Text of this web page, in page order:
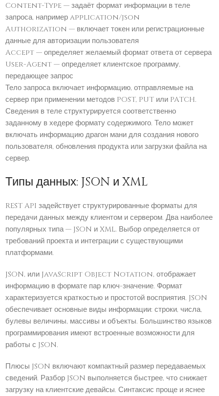
Content-Type — задаёт формат информации в теле
запроса, например application/json
Authorization — включает токен или регистрационные
данные для авторизации пользователя
Accept — определяет желаемый формат ответа от сервера
User-Agent — определяет клиентское программу,
передающее запрос
Тело запроса включает информацию, отправляемые на
сервер при применении методов POST, PUT или PATCH.
Сведения в теле структурируется соответственно
заданному в хедере формату содержимого. Тело может
включать информацию драгон мани для создания нового
пользователя, обновления продукта или загрузки файла на
сервер.
Типы данных: JSON и XML
REST API задействует структурированные форматы для
передачи данных между клиентом и сервером. Два наиболее
популярных типа — JSON и XML. Выбор определяется от
требований проекта и интеграции с существующими
платформами.
JSON, или JavaScript Object Notation, отображает
информацию в формате пар ключ-значение. Формат
характеризуется краткостью и простотой восприятия. JSON
обеспечивает основные виды информации: строки, числа,
булевы величины, массивы и объекты. Большинство языков
программирования имеют встроенные возможности для
работы с JSON.
Плюсы JSON включают компактный размер передаваемых
сведений. Разбор JSON выполняется быстрее, что снижает
загрузку на клиентские девайсы. Синтаксис проще и яснее